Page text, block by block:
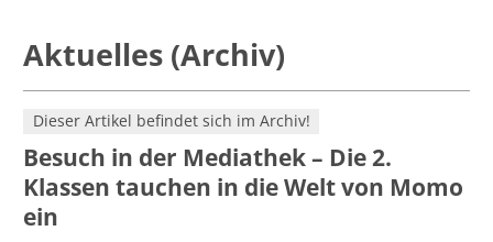
Aktuelles (Archiv)
Dieser Artikel befindet sich im Archiv!
Besuch in der Mediathek – Die 2.
Klassen tauchen in die Welt von Momo
ein